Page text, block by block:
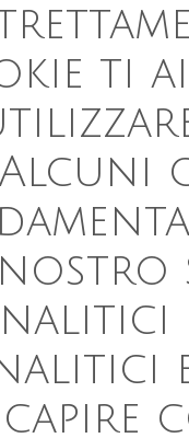
ti
nostro